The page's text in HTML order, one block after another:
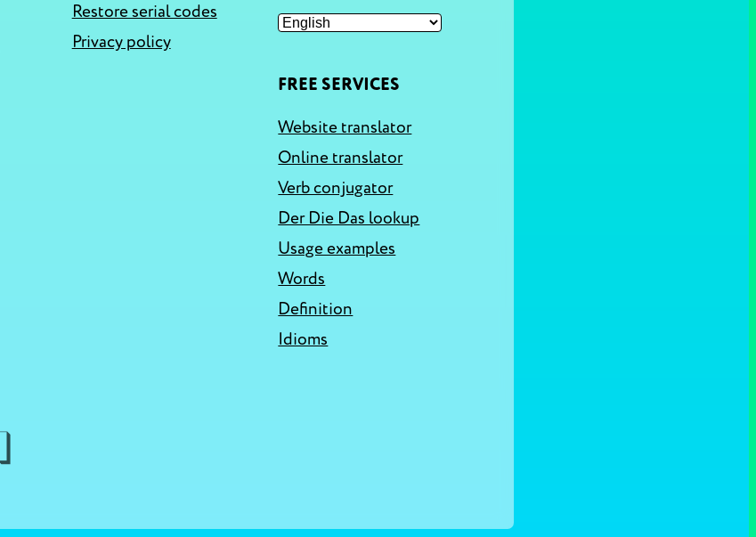
Restore serial codes
Privacy policy
FREE SERVICES
Website translator
Online translator
Verb conjugator
Der Die Das lookup
Usage examples
Words
Definition
Idioms